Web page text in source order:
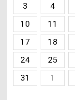
3
4
10
11
17
18
24
25
31
1